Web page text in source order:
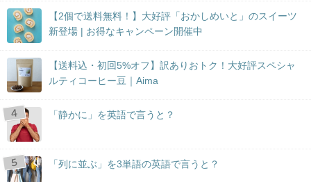
【2個で送料無料！】大好評「おかしめいと」のスイーツ
新登場 | お得なキャンペーン開催中
【送料込・初回5%オフ】訳ありおトク！大好評スペシャ
ルティコーヒー豆｜Aima
「静かに」を英語で言うと？
「列に並ぶ」を3単語の英語で言うと？